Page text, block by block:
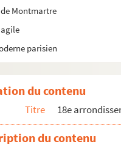
Montmartre
parisien
la Chanson
la Galette
du contenu
Titre 18e
du contenu